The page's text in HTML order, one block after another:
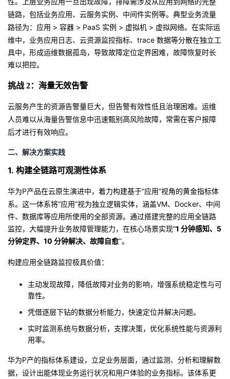
注
开
发
堂
我
的
课
程
我
的
认
证
我
的
实
我
的
的
Programs
我
的
我
的
技
术
支
持
我
的
云
声
建
性。上层业务应用一旦出现故障，排障需涉及从应用到网络的完整
链路，包括业务应用、云服务实例、中间件实例等。典型业务流量
路径为：应用 > 容器 > PaaS 实例 > 虚拟机 > 虚拟网络。在实际运
维中，业务应用日志、云资源监控指标、trace 数据等分散在独立工
具中，形成运维数据孤岛，导致故障定位定界困难，故障恢复时长
难以把控。
挑战 2：海量无效告警
云服务产生的资源告警量巨大，但告警有效性低且治理困难。运维
人员难以从海量告警信息中迅速甄别高风险故障，常需在客户报障
后才进行有效响应。
二、 解决方案实践
1. 构建全链路可观测性体系
华为P产品在云原生演进中，着力构建基于“应用”视角的黄金指标体
系。这一体系将“应用”视为独立逻辑实体，涵盖VM、Docker、中间
件、数据库等应用所使用的全部资源。通过搭建完整的应用全链路
监控，大幅提升业务故障管理能力，在核心场景实现“1 分钟感知、5
分钟定界、10 分钟解决、故障自愈”。
构建应用全链路监控极具价值：
主动发现故障，降低故障对业务的影响，增强系统稳定性与可
靠性。
凭借逐层下钻的数据分析能力，快速定位并解决问题。
实时监测系统与数据分析， 支撑决策，优化系统性能与资源利
用率。
华为P产的指标体系建设，立足业务层面，通过监测、分析和理解数
据，设计出能体现业务运行状况和用户体验的业务指标。该体系更